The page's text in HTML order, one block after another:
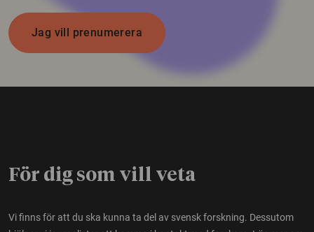
Jag vill prenumerera
För dig som vill veta
Vi finns för att du ska kunna ta del av svensk forskning. Dessutom